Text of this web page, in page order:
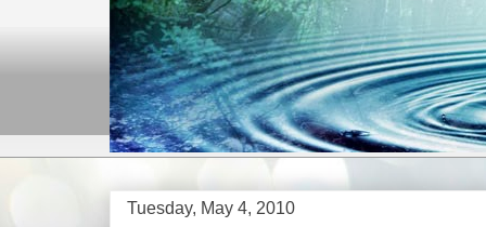
Tuesday, May 4, 2010